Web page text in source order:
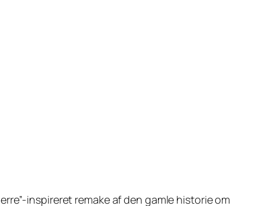
inspireret remake af den gamle historie om